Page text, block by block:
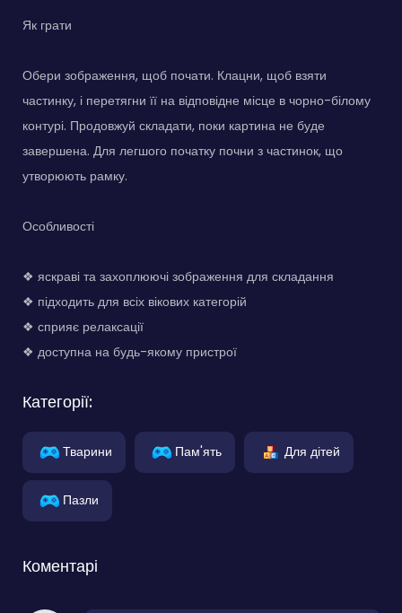
Як грати
Обери зображення, щоб почати. Клацни, щоб взяти
частинку, і перетягни її на відповідне місце в чорно-білому
контурі. Продовжуй складати, поки картина не буде
завершена. Для легшого початку почни з частинок, що
утворюють рамку.
Особливості
❖ яскраві та захоплюючі зображення для складання
❖ підходить для всіх вікових категорій
❖ сприяє релаксації
❖ доступна на будь-якому пристрої
Категорії:
Тварини Пам'ять Для дітей
Пазли
Коментарі